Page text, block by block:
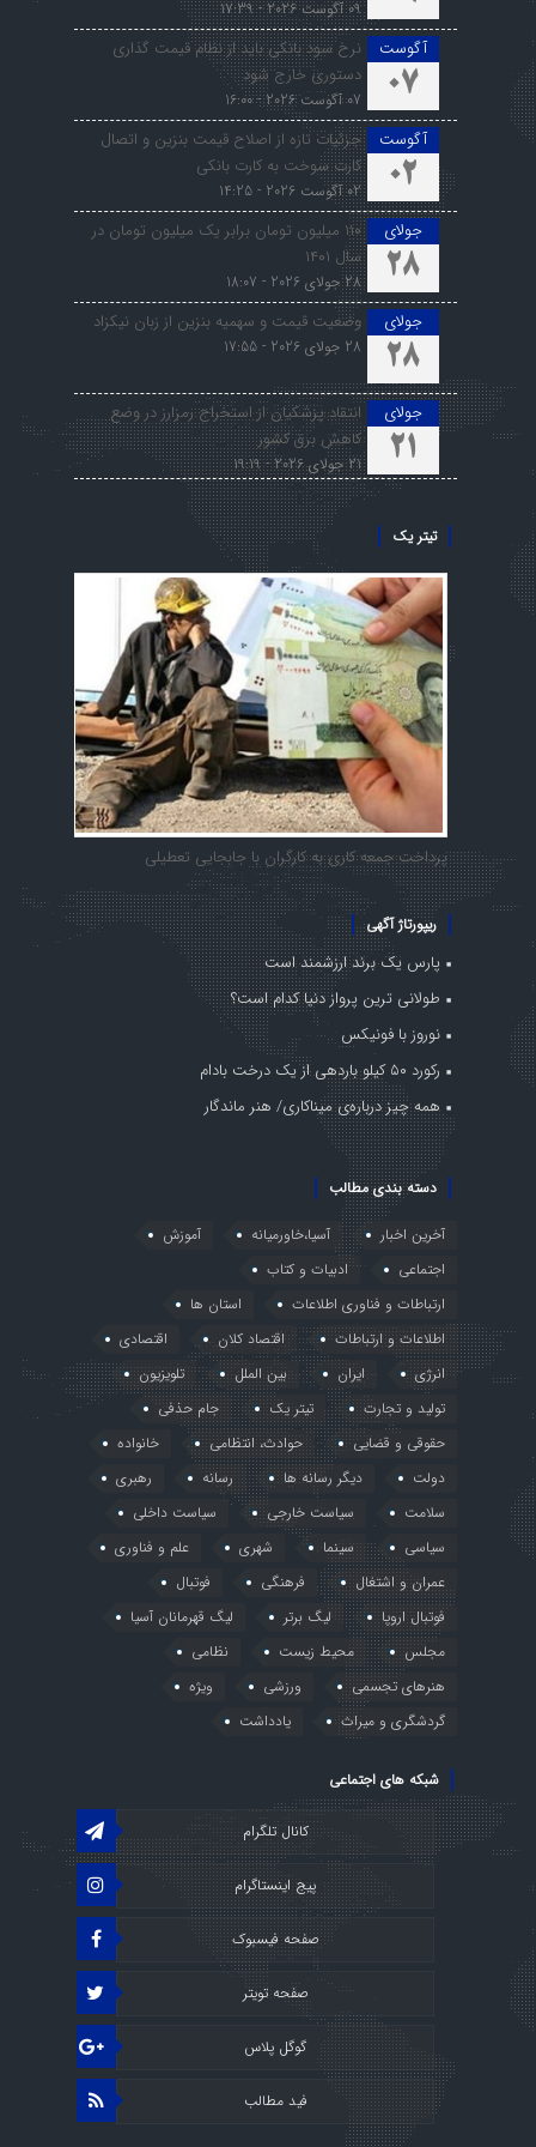
09 آگوست 2026 - 17:39
آگوست
07
نرخ سود بانکی باید از نظام قیمت گذاری
دستوری خارج شود
07 آگوست 2026 - 16:00
آگوست
02
جزئیات تازه از اصلاح قیمت بنزین و اتصال
کارت سوخت به کارت بانکی
02 آگوست 2026 - 14:25
جولای
28
۱۱۰ میلیون تومان برابر یک میلیون تومان در
سال ۱۴۰۱
28 جولای 2026 - 18:07
جولای
28
وضعیت قیمت و سهمیه بنزین از زبان نیکزاد
28 جولای 2026 - 17:55
جولای
21
انتقاد پزشکیان از استخراج رمزارز در وضع
کاهش برق کشور
21 جولای 2026 - 19:19
تیتر یک
پرداخت جمعه کاری به کارگران با جابجایی تعطیلی
ریپورتاژ آگهی
پارس یک برند ارزشمند است
طولانی ترین پرواز دنیا کدام است؟
نوروز با فونیکس
رکورد ۵۰ کیلو باردهی از یک درخت بادام
همه چیز درباره‌ی میناکاری/ هنر ماندگار
دسته بندی مطالب
آخرین اخبار آسیا،خاورمیانه
آموزش
اجتماعی
ادبیات و کتاب
ارتباطات و فناوری اطلاعات
استان ها
اطلاعات و ارتباطات
اقتصاد کلان
اقتصادی
انرژی
ایران بین الملل
تلویزیون
تولید و تجارت
تیتر یک
جام حذفی
حقوقی و قضایی
حوادث، انتظامی
خانواده
دولت
دیگر رسانه ها رسانه
رهبری
سلامت
سیاست خارجی
سیاست داخلی
سیاسی
سینما شهری
علم و فناوری
عمران و اشتغال
فرهنگی
فوتبال
فوتبال اروپا
لیگ برتر
لیگ قهرمانان آسیا
مجلس
محیط زیست
نظامی
هنرهای تجسمی
ورزشی
ویژه
گردشگری و میراث
یادداشت
شبکه های اجتماعی
کانال تلگرام
پیج اینستاگرام
صفحه فیسبوک
صفحه تویتر
گوگل پلاس
فید مطالب